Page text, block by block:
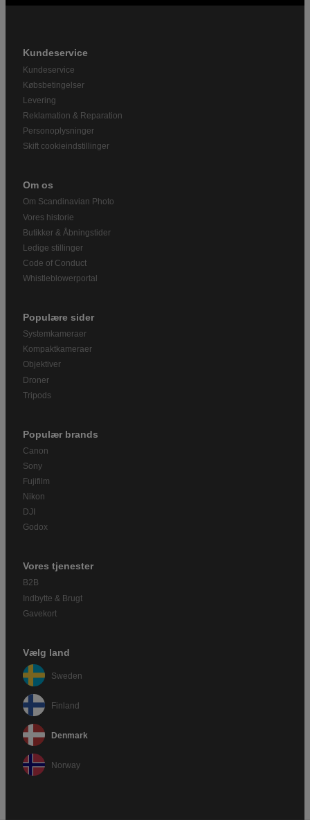
Kundeservice
Kundeservice
Købsbetingelser
Levering
Reklamation & Reparation
Personoplysninger
Skift cookieindstillinger
Om os
Om Scandinavian Photo
Vores historie
Butikker & Åbningstider
Ledige stillinger
Code of Conduct
Whistleblowerportal
Populære sider
Systemkameraer
Kompaktkameraer
Objektiver
Droner
Tripods
Populær brands
Canon
Sony
Fujifilm
Nikon
DJI
Godox
Vores tjenester
B2B
Indbytte & Brugt
Gavekort
Vælg land
Sweden
Finland
Denmark
Norway